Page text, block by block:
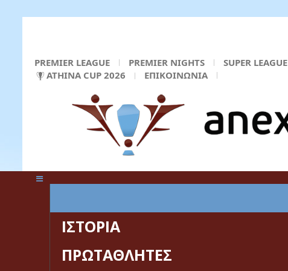
PREMIER LEAGUE PREMIER NIGHTS SUPER LEAGUE
ATHINA CUP 2026
ΕΠΙΚΟΙΝΩΝΙΑ
ΙΣΤΟΡΙΑ
ΠΡΩΤΑΘΛΗΤΕΣ